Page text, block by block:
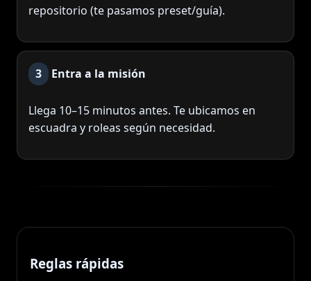
repositorio (te pasamos preset/guía).
3 Entra a la misión
Llega 10–15 minutos antes. Te ubicamos en
escuadra y roleas según necesidad.
Reglas rápidas